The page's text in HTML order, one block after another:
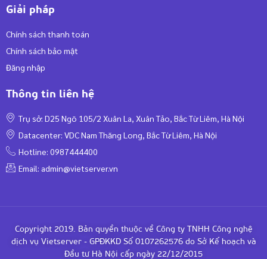
Giải pháp
Chính sách thanh toán
Chính sách bảo mật
Đăng nhập
Thông tin liên hệ
Trụ sở: D25 Ngõ 105/2 Xuân La, Xuân Tảo, Bắc Từ Liêm, Hà Nội
Datacenter: VDC Nam Thăng Long, Bắc Từ Liêm, Hà Nội
Hotline: 0987444400
Email: admin@vietserver.vn
Copyright 2019. Bản quyền thuộc về Công ty TNHH Công nghệ
dịch vụ Vietserver - GPĐKKD Số 0107262576 do Sở Kế hoạch và
Đầu tư Hà Nội cấp ngày 22/12/2015